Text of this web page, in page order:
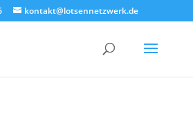
kontakt@lotsennetzwerk.de